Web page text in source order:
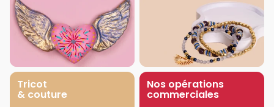
Tricot
& couture
Nos opérations
commerciales